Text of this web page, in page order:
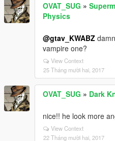
OVAT_SUG »
Physics
@gtav_KWABZ
vampire one?
View Context
25 Tháng mười hai, 2017
OVAT_SUG » Dark
nice!! he look more
View Context
22 Tháng mười hai, 2017